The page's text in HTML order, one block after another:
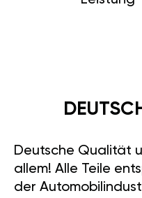
Deutsche Qualität
allem! Alle Teile
der